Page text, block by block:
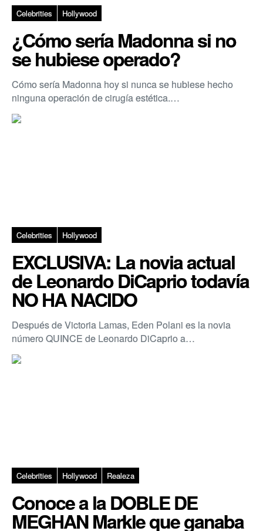
Celebrities Hollywood
¿Cómo sería Madonna si no
se hubiese operado?
Cómo sería Madonna hoy si nunca se hubiese hecho
ninguna operación de cirugía estética.…
Celebrities Hollywood
EXCLUSIVA: La novia actual
de Leonardo DiCaprio todavía
NO HA NACIDO
Después de Victoria Lamas, Eden Polani es la novia
número QUINCE de Leonardo DiCaprio a…
Celebrities Hollywood Realeza
Conoce a la DOBLE DE
MEGHAN Markle que ganaba